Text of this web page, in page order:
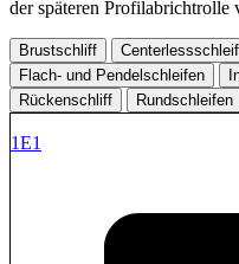
der späteren Profilabrichtrolle
Brustschliff
Flach- und Pendelschleifen
Rückenschliff
Rundschleifen
1E1